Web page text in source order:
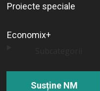
Proiecte speciale
Economix+
Susține NM